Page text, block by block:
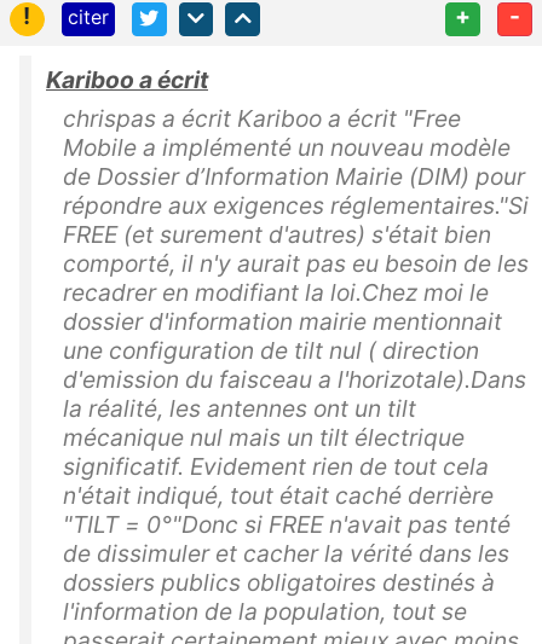
!
citer + -
Kariboo a écrit
chrispas a écrit Kariboo a écrit "Free
Mobile a implémenté un nouveau modèle
de Dossier d’Information Mairie (DIM) pour
répondre aux exigences réglementaires."Si
FREE (et surement d'autres) s'était bien
comporté, il n'y aurait pas eu besoin de les
recadrer en modifiant la loi.Chez moi le
dossier d'information mairie mentionnait
une configuration de tilt nul ( direction
d'emission du faisceau a l'horizotale).Dans
la réalité, les antennes ont un tilt
mécanique nul mais un tilt électrique
significatif. Evidement rien de tout cela
n'était indiqué, tout était caché derrière
"TILT = 0°"Donc si FREE n'avait pas tenté
de dissimuler et cacher la vérité dans les
dossiers publics obligatoires destinés à
l'information de la population, tout se